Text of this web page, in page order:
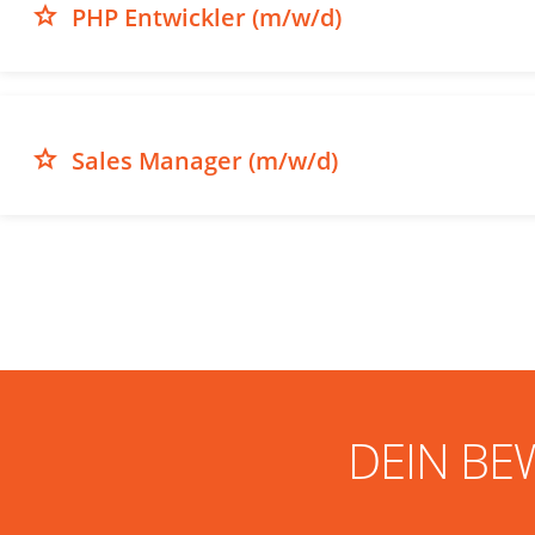
grade PHP Entwickler (m/w/d)
grade Sales Manager (m/w/d)
DEIN